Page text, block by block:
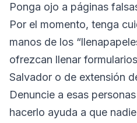
Ponga ojo a páginas
Por el momento, tenga
manos de los
ofrezcan llenar
Salvador o de extensión
Denuncie a esas
hacerlo ayuda a que